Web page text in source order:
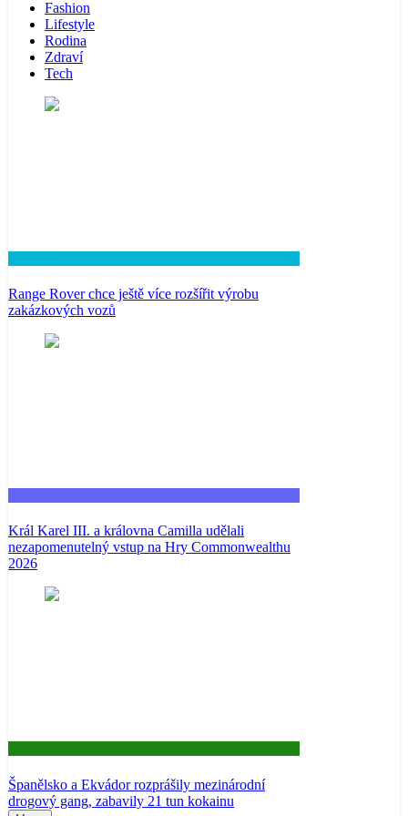
Fashion
Lifestyle
Rodina
Zdraví
Tech
Range Rover chce ještě více rozšířit výrobu
zakázkových vozů
Král Karel III. a královna Camilla udělali
nezapomenutelný vstup na Hry Commonwealthu
2026
Španělsko a Ekvádor rozprášily mezinárodní
drogový gang, zabavily 21 tun kokainu